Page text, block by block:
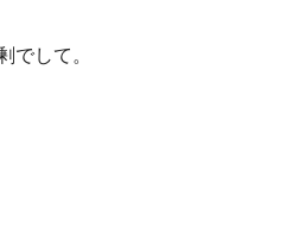
して。